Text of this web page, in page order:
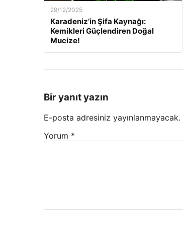
29/12/2025
Karadeniz’in Şifa Kaynağı:
Kemikleri Güçlendiren Doğal
Mucize!
Bir yanıt yazın
E-posta adresiniz yayınlanmayacak.
Yorum *